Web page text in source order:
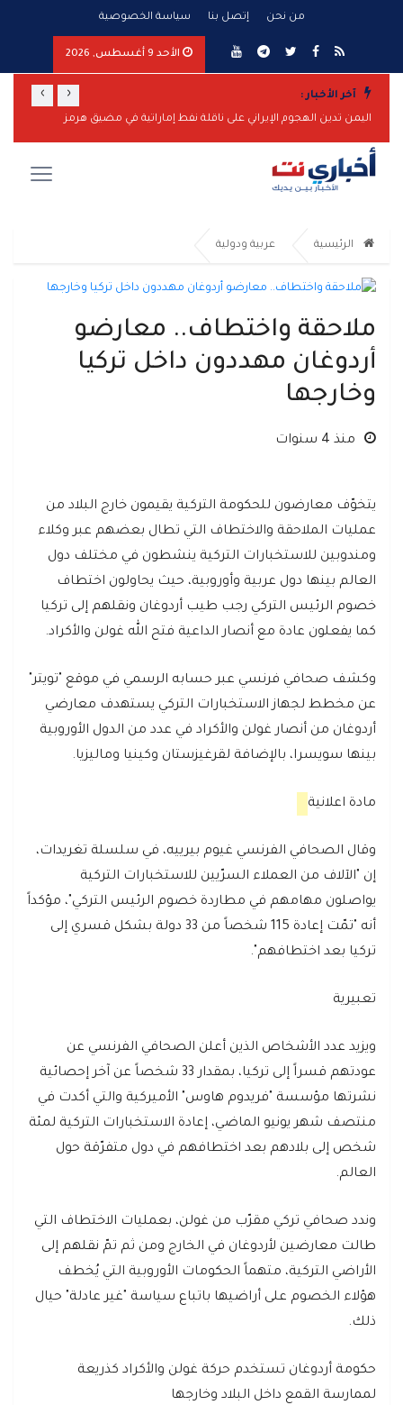
من نحن إتصل بنا سياسة الخصوصية
الأحد 9 أغسطس, 2026
آخر الأخبار :
اليمن تدين الهجوم الإيراني على ناقلة نفط إماراتية في مضيق هرمز
مأرب ترفع الجاهزية وتتوعد برد حازم على تصعيد الحوثيين
‹
›
الرئيسية عربية ودولية
ملاحقة واختطاف.. معارضو
أردوغان مهددون داخل تركيا
وخارجها
منذ 4 سنوات
يتخوّف معارضون للحكومة التركية يقيمون خارج البلاد من
عمليات الملاحقة والاختطاف التي تطال بعضهم عبر وكلاء
ومندوبين للاستخبارات التركية ينشطون في مختلف دول
العالم بينها دول عربية وأوروبية، حيث يحاولون اختطاف
خصوم الرئيس التركي رجب طيب أردوغان ونقلهم إلى تركيا
كما يفعلون عادة مع أنصار الداعية فتح الله غولن والأكراد.
وكشف صحافي فرنسي عبر حسابه الرسمي في موقع "تويتر"
عن مخطط لجهاز الاستخبارات التركي يستهدف معارضي
أردوغان من أنصار غولن والأكراد في عدد من الدول الأوروبية
بينها سويسرا، بالإضافة لقرغيزستان وكينيا وماليزيا.
مادة اعلانية
وقال الصحافي الفرنسي غيوم بيرييه، في سلسلة تغريدات،
إن "الآلاف من العملاء السرّيين للاستخبارات التركية
يواصلون مهامهم في مطاردة خصوم الرئيس التركي"، مؤكداً
أنه "تمّت إعادة 115 شخصاً من 33 دولة بشكل قسري إلى
تركيا بعد اختطافهم".
تعبيرية
ويزيد عدد الأشخاص الذين أعلن الصحافي الفرنسي عن
عودتهم قسراً إلى تركيا، بمقدار 33 شخصاً عن آخر إحصائية
نشرتها مؤسسة "فريدوم هاوس" الأميركية والتي أكدت في
منتصف شهر يونيو الماضي، إعادة الاستخبارات التركية لمئة
شخص إلى بلادهم بعد اختطافهم في دول متفرّقة حول
العالم.
وندد صحافي تركي مقرّب من غولن، بعمليات الاختطاف التي
طالت معارضين لأردوغان في الخارج ومن ثم تمّ نقلهم إلى
الأراضي التركية، متهماً الحكومات الأوروبية التي يُخطف
هؤلاء الخصوم على أراضيها باتباع سياسة "غير عادلة" حيال
ذلك.
حكومة أردوغان تستخدم حركة غولن والأكراد كذريعة
لممارسة القمع داخل البلاد وخارجها